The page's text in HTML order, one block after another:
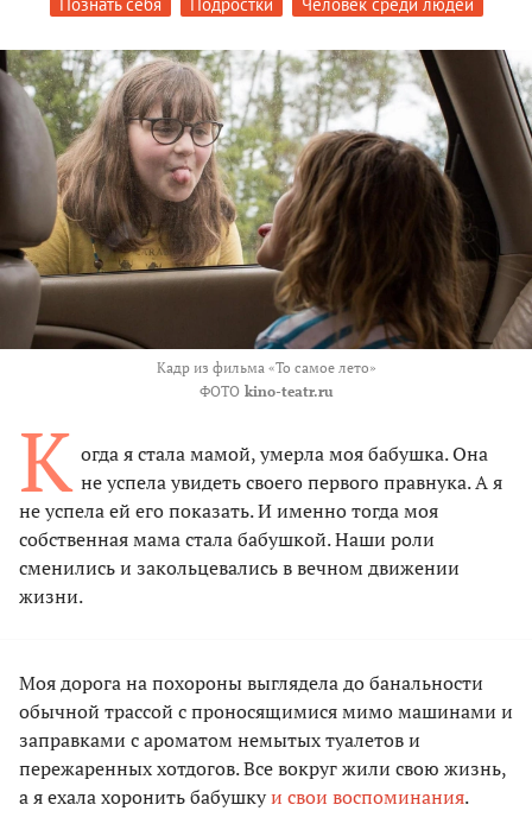
Кадр из фильма «То самое лето»
ФОТО kino-teatr.ru
К огда я стала мамой, умерла моя бабушка. Она
не успела увидеть своего первого правнука. А я
не успела ей его показать. И именно тогда моя
собственная мама стала бабушкой. Наши роли
сменились и закольцевались в вечном движении
жизни.
Моя дорога на похороны выглядела до банальности
обычной трассой с проносящимися мимо машинами и
заправками с ароматом немытых туалетов и
пережаренных хотдогов. Все вокруг жили свою жизнь,
а я ехала хоронить бабушкуи свои воспоминания.